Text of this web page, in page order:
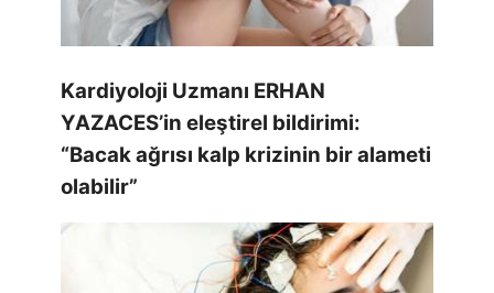
Kardiyoloji Uzmanı ERHAN
YAZACES’in eleştirel bildirimi:
“Bacak ağrısı kalp krizinin bir alameti
olabilir”